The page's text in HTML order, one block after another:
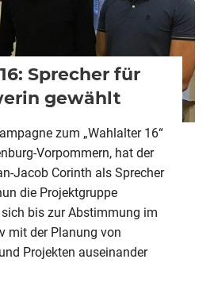
Sprecher für
gewählt
zum „Wahlalter 16“
Vorpommern, hat der
Jacob Corinth als Sprecher
die Projektgruppe
sich bis zur Abstimmung im
mit der Planung von
Projekten auseinander